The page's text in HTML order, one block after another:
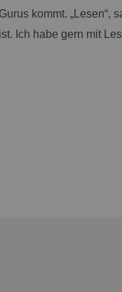
kommt. „Lesen“,
Ich habe gern mit